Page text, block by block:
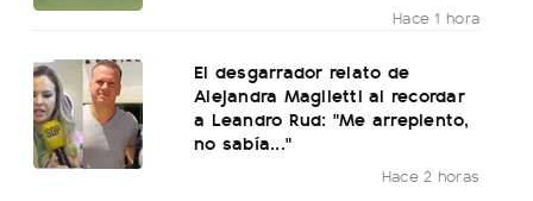
Hace 1 hora
El desgarrador relato de
Alejandra Maglietti al recordar
a Leandro Rud: "Me arrepiento,
no sabía..."
Hace 2 horas